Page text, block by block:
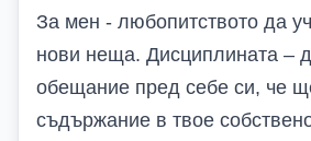
За мен - любопитството да
нови неща. Дисциплината –
обещание пред себе си, че
съдържание в твое